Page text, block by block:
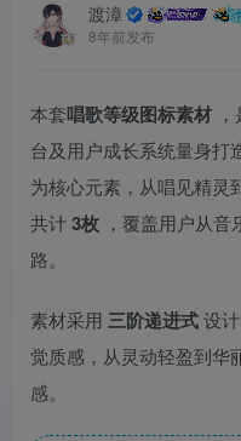
渡漳
8年前发布
本套唱歌等级图标素材
台及用户成长系统量身打
为核心元素，从唱见精灵
共计 3枚 ，覆盖用户从
路。
素材采用 三阶递进式设
觉质感，从灵动轻盈到华
感。